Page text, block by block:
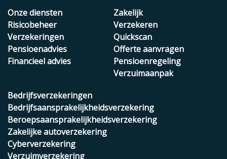
Onze diensten
Risicobeheer
Verzekeringen
Pensioenadvies
Financieel advies
Zakelijk
Verzekeren
Quickscan
Offerte aanvragen
Pensioenregeling
Verzuimaanpak
Bedrijfsverzekeringen
Bedrijfsaansprakelijkheidsverzekering
Beroepsaansprakelijkheidsverzekering
Zakelijke autoverzekering
Cyberverzekering
Verzuimverzekering